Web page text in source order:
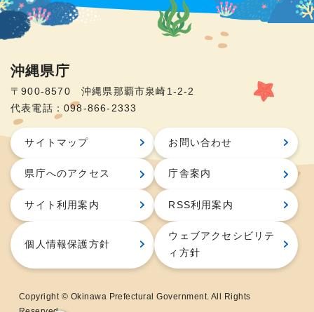
沖縄県庁
〒900-8570 沖縄県那覇市泉崎1-2-2
代表電話：098-866-2333
サイトマップ お問い合わせ
県庁へのアクセス 庁舎案内
サイト利用案内 RSS利用案内
個人情報保護方針
ウェブアクセシビリテ
ィ方針
Copyright © Okinawa Prefectural Government. All Rights